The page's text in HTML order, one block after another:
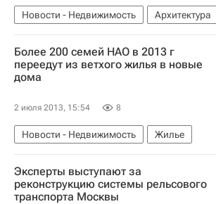
Новости - Недвижимость
Архитектура
Сергей Нарышкин
Госдума РФ
Недвижимость
Россия
Более 200 семей НАО в 2013 г
переедут из ветхого жилья в новые
дома
2 июля 2013, 15:54 8
Новости - Недвижимость
Жилье
Аварийные дома
Ненецкий автономный округ
Эксперты выступают за
реконструкцию системы рельсового
транспорта Москвы